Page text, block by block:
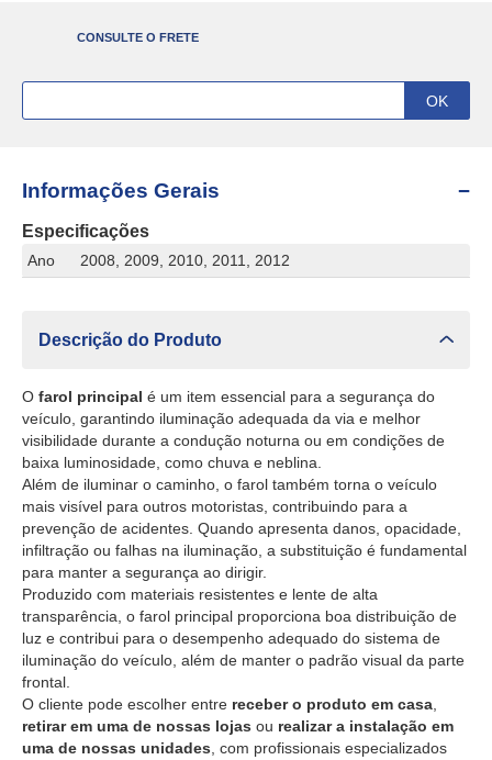
CONSULTE O FRETE
Informações Gerais
Especificações
Ano 2008, 2009, 2010, 2011, 2012
Descrição do Produto
O farol principal é um item essencial para a segurança do
veículo, garantindo iluminação adequada da via e melhor
visibilidade durante a condução noturna ou em condições de
baixa luminosidade, como chuva e neblina.
Além de iluminar o caminho, o farol também torna o veículo
mais visível para outros motoristas, contribuindo para a
prevenção de acidentes. Quando apresenta danos, opacidade,
infiltração ou falhas na iluminação, a substituição é fundamental
para manter a segurança ao dirigir.
Produzido com materiais resistentes e lente de alta
transparência, o farol principal proporciona boa distribuição de
luz e contribui para o desempenho adequado do sistema de
iluminação do veículo, além de manter o padrão visual da parte
frontal.
O cliente pode escolher entre receber o produto em casa
retirar em uma de nossas lojas ou realizar a instalação em
uma de nossas unidades , com profissionais especializados